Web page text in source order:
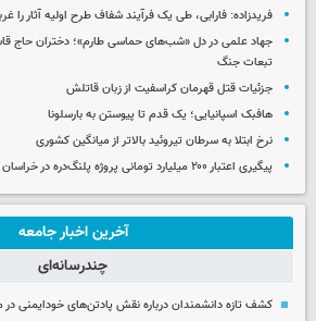
فریدزاده: فارابی، طی یک فرآیند شفاف طرح اولیه آثار را
جهاد علمی در دل «شب‌های حماسی طارم»؛ دختران حاج
تبعات جنگ
جزئیات قتل قهرمان کراسفیت از زبان قاتلش
هافبک اسپانیایی؛ یک قدم تا پیوستن به بارسلونا
نرخ ابتلا به سرطان تیروئید بالاتر از میانگین کشوری
پیگیری اعتبار ۲۰۰ میلیارد تومانی پروژه پلنگ‌دره در خراسان شمالی
آخرین اخبار جامعه
چندرسانه‌ای
کشف تازه دانشمندان درباره نقش پادتن‌های خودایمنی در